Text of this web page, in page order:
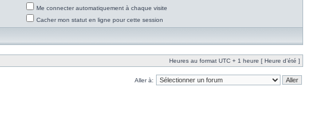
Me connecter automatiquement à chaque visite
Cacher mon statut en ligne pour cette session
Heures au format UTC + 1 heure [ Heure d’été ]
Aller à: